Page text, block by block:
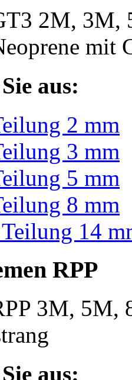
2M, 3M,
mit
aus:
2 mm
3 mm
5 mm
8 mm
14
RPP
3M, 5M,
aus: